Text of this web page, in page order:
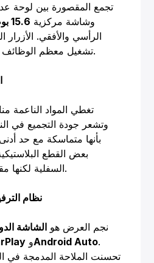
تجمع المقصورة بين لوحة
وشاشة مركزية 15.6 بوصة
الرأسي والأفقي. الأزرار
تشغيل معظم الوظائف عبر الشاشة الرئيسية.
تغطي المواد الناعمة
وتشعر جودة التجميع في
بأنها متماسكة مع حد
بعض القطع
السفلية لكنها مقبولة ضمن فئة السعر.
نظام
نجم العرض هو الشاشة الدوارة
وAndroid Auto.
تحسنت الملاحة المدمجة في